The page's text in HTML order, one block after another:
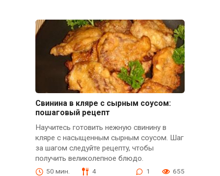
Свинина в кляре с сырным соусом:
пошаговый рецепт
Научитесь готовить нежную свинину в
кляре с насыщенным сырным соусом. Шаг
за шагом следуйте рецептy, чтобы
получить великолепное блюдо.
50 мин. 4 1 655